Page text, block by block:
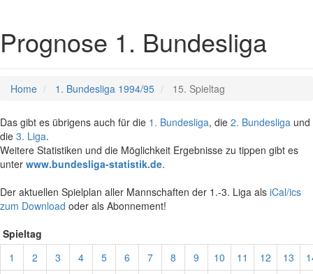
Prognose 1. Bundesliga
Home 1. Bundesliga 1994/95 15. Spieltag
Das gibt es übrigens auch für die 1. Bundesliga, die 2. Bundesliga und
die 3. Liga.
Weitere Statistiken und die Möglichkeit Ergebnisse zu tippen gibt es
unter www.bundesliga-statistik.de.
Der aktuellen Spielplan aller Mannschaften der 1.-3. Liga als iCal/ics
zum Download oder als Abonnement!
Spieltag
1
2 3 4 5 6 7 8 9 10 11 12 13